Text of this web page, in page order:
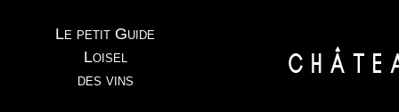
Le petit Guide
Loisel
des vins